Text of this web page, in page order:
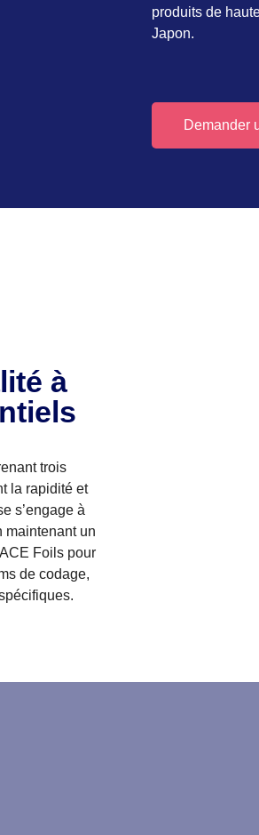
produits de
Japon.
Demander
à
trois
la rapidité et
s’engage à
maintenant un
Foils pour
de codage,